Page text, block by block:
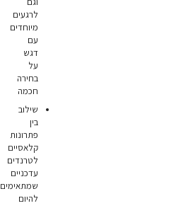
לרגעים
מיוחדים
עם
דגש
על
בחירה
חכמה
שילוב
בין
פתרונות
קלאסיים
לטרנדים
עדכניים
שמתאימים
להיום